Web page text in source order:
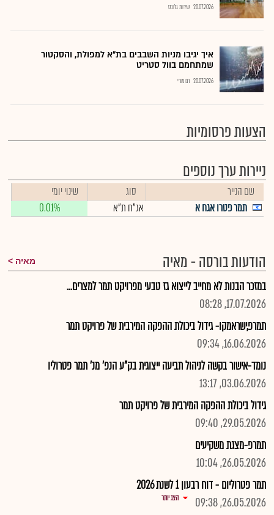
20.07.2026 שירות גלובס
איך יגיבו מניות השבבים בת"א למפולת, והסקטור
שמתחמם בוול סטריט
20.07.2026 רם מורי
הצעות פרסומיות
ניירות ערך נוספים
שם הנייר סוג
שינוי יומי
תמר פטרו אגח א
אג"ח ת"א 0.01%
הודעות בורסה - מאיה מאיה
במזכר הבנות לא מחייב לייצוא גז טבעי מפרויקט תמר למצרים...
17.07.2026, 08:28
תמרפ,ישראמקו- גידול ביכולת ההפקה המירבית של פרויקט תמר
16.06.2026, 09:34
נומד-אישור בקשה לניהול תביעה ייצוגית בק"ע הנפ' מנ' תמר פטרוליו
03.06.2026, 13:17
גידול ביכולת ההפקה המירבית של פרויקט תמר
29.05.2026, 09:40
תמרפ-מצגת משקיעים
26.05.2026, 10:04
תמר פטרוליום - דוח רבעון 1 לשנת 2026
26.05.2026, 09:38
הצג יותר